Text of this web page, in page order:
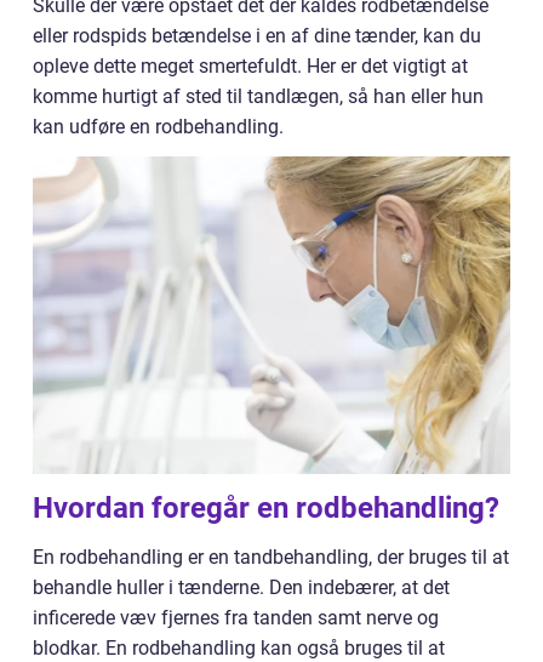
Skulle der være opstået det der kaldes rodbetændelse
eller rodspids betændelse i en af dine tænder, kan du
opleve dette meget smertefuldt. Her er det vigtigt at
komme hurtigt af sted til tandlægen, så han eller hun
kan udføre en rodbehandling.
Hvordan foregår en rodbehandling?
En rodbehandling er en tandbehandling, der bruges til at
behandle huller i tænderne. Den indebærer, at det
inficerede væv fjernes fra tanden samt nerve og
blodkar. En rodbehandling kan også bruges til at